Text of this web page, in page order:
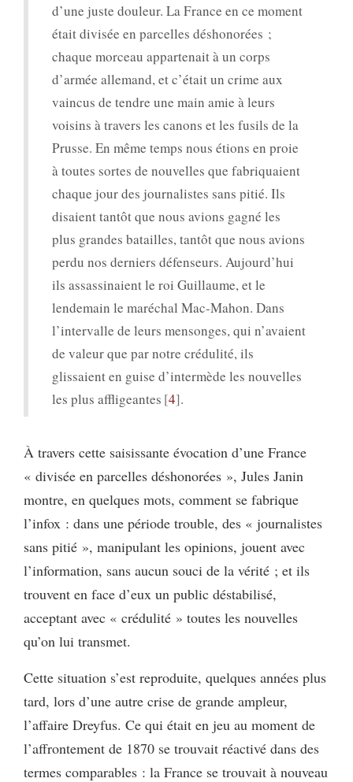
d’une juste douleur. La France en ce moment
était divisée en parcelles déshonorées ;
chaque morceau appartenait à un corps
d’armée allemand, et c’était un crime aux
vaincus de tendre une main amie à leurs
voisins à travers les canons et les fusils de la
Prusse. En même temps nous étions en proie
à toutes sortes de nouvelles que fabriquaient
chaque jour des journalistes sans pitié. Ils
disaient tantôt que nous avions gagné les
plus grandes batailles, tantôt que nous avions
perdu nos derniers défenseurs. Aujourd’hui
ils assassinaient le roi Guillaume, et le
lendemain le maréchal Mac-Mahon. Dans
l’intervalle de leurs mensonges, qui n’avaient
de valeur que par notre crédulité, ils
glissaient en guise d’intermède les nouvelles
les plus affligeantes 4 .
À travers cette saisissante évocation d’une France
« divisée en parcelles déshonorées », Jules Janin
montre, en quelques mots, comment se fabrique
l’infox : dans une période trouble, des « journalistes
sans pitié », manipulant les opinions, jouent avec
l’information, sans aucun souci de la vérité ; et ils
trouvent en face d’eux un public déstabilisé,
acceptant avec « crédulité » toutes les nouvelles
qu’on lui transmet.
Cette situation s’est reproduite, quelques années plus
tard, lors d’une autre crise de grande ampleur,
l’affaire Dreyfus. Ce qui était en jeu au moment de
l’affrontement de 1870 se trouvait réactivé dans des
termes comparables : la France se trouvait à nouveau